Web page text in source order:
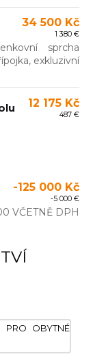
34 500 Kč
1 380 €
sprcha
exkluzivní
12 175 Kč
487 €
-125 000 Kč
-5 000 €
VČETNĚ DPH